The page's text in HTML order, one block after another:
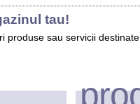
tau!
produse sau servicii